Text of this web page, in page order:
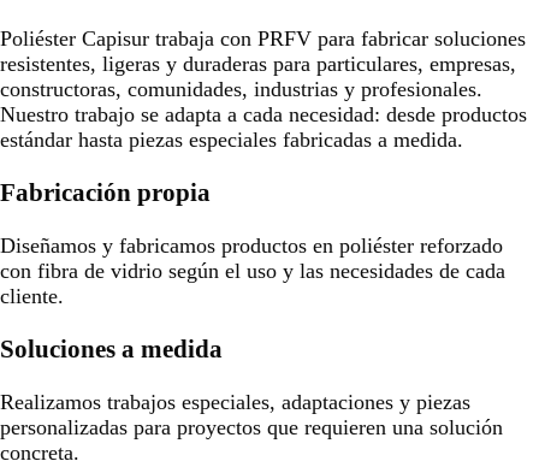
Poliéster Capisur trabaja con PRFV para fabricar soluciones
resistentes, ligeras y duraderas para particulares, empresas,
constructoras, comunidades, industrias y profesionales.
Nuestro trabajo se adapta a cada necesidad: desde productos
estándar hasta piezas especiales fabricadas a medida.
Fabricación propia
Diseñamos y fabricamos productos en poliéster reforzado
con fibra de vidrio según el uso y las necesidades de cada
cliente.
Soluciones a medida
Realizamos trabajos especiales, adaptaciones y piezas
personalizadas para proyectos que requieren una solución
concreta.